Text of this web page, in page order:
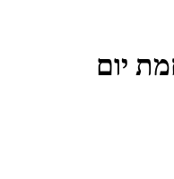
במלחמת יום